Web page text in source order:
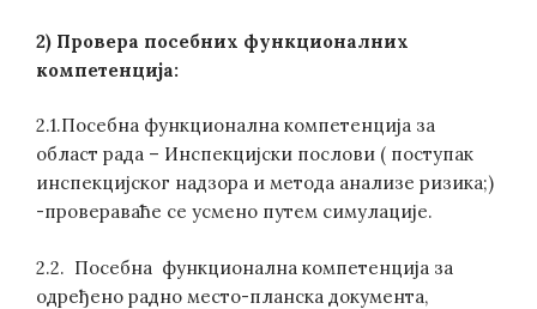
2) Провера посебних функционалних
компетенција:
2.1.Посебна функционална компетенција за
област рада – Инспекцијски послови ( поступак
инспекцијског надзора и метода анализе ризика;)
-провераваће се усмено путем симулације.
2.2. Посебна функционална компетенција за
одређено радно место-планска документа,